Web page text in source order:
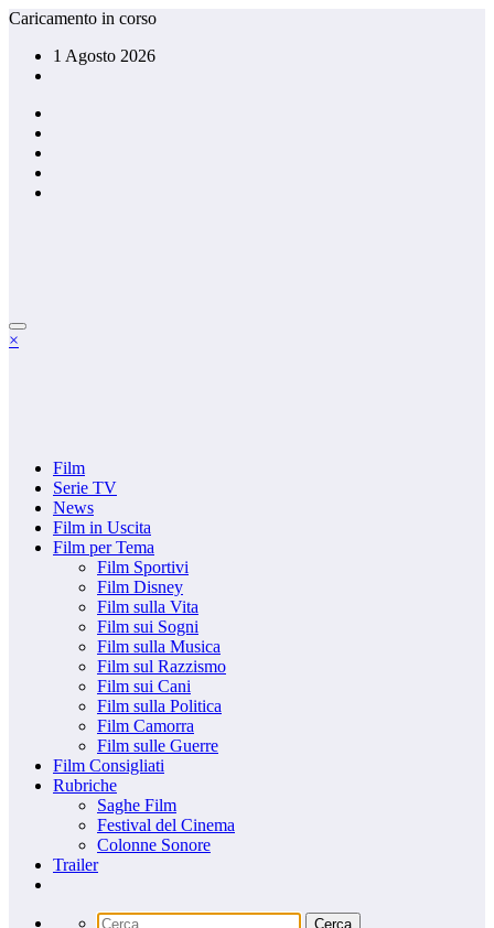
Vai
contenuto
Caricamento in corso
1 Agosto 2026
×
Film
Serie TV
News
Film in Uscita
Film per Tema
Film Sportivi
Film Disney
Film sulla Vita
Film sui Sogni
Film sulla Musica
Film sul Razzismo
Film sui Cani
Film sulla Politica
Film Camorra
Film sulle Guerre
Film Consigliati
Rubriche
Saghe Film
Festival del Cinema
Colonne Sonore
Trailer